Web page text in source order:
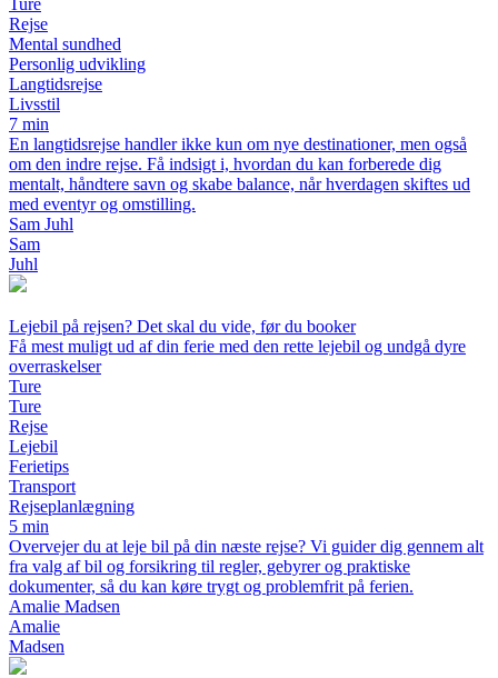
Ture
Rejse
Mental sundhed
Personlig udvikling
Langtidsrejse
Livsstil
7 min
En langtidsrejse handler ikke kun om nye destinationer, men også
om den indre rejse. Få indsigt i, hvordan du kan forberede dig
mentalt, håndtere savn og skabe balance, når hverdagen skiftes ud
med eventyr og omstilling.
Sam Juhl
Sam
Juhl
Lejebil på rejsen? Det skal du vide, før du booker
Få mest muligt ud af din ferie med den rette lejebil og undgå dyre
overraskelser
Ture
Ture
Rejse
Lejebil
Ferietips
Transport
Rejseplanlægning
5 min
Overvejer du at leje bil på din næste rejse? Vi guider dig gennem alt
fra valg af bil og forsikring til regler, gebyrer og praktiske
dokumenter, så du kan køre trygt og problemfrit på ferien.
Amalie Madsen
Amalie
Madsen